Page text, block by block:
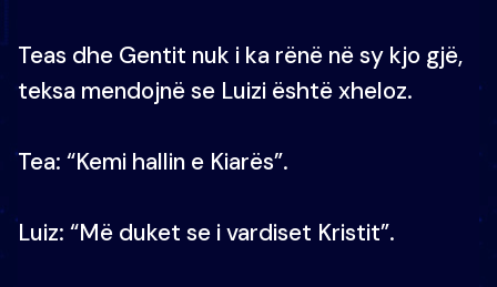
Teas dhe Gentit nuk i ka rënë në sy kjo gjë,
teksa mendojnë se Luizi është xheloz.
Tea: “Kemi hallin e Kiarës”.
Luiz: “Më duket se i vardiset Kristit”.